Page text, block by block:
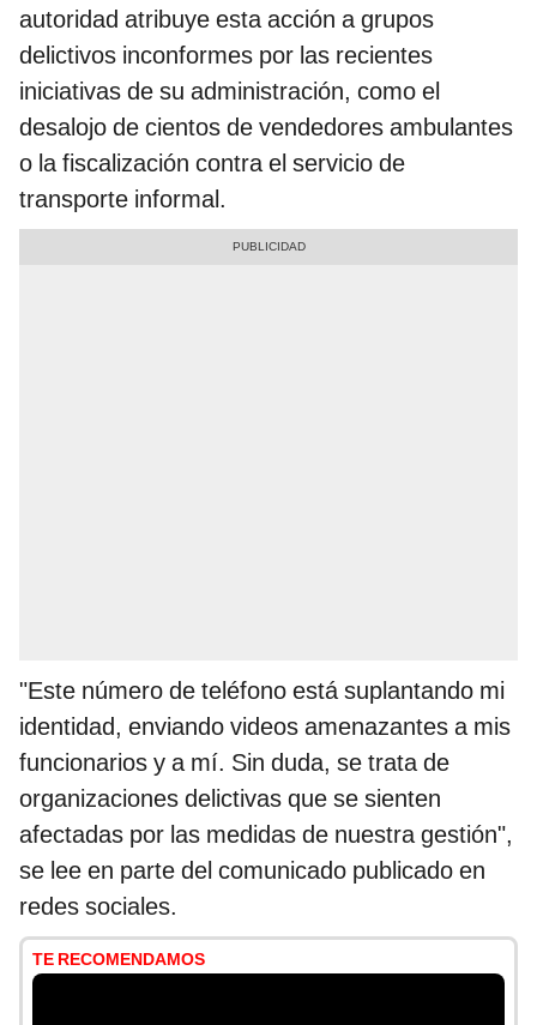
autoridad atribuye esta acción a grupos
delictivos inconformes por las recientes
iniciativas de su administración, como el
desalojo de cientos de vendedores ambulantes
o la fiscalización contra el servicio de
transporte informal.
"Este número de teléfono está suplantando mi
identidad, enviando videos amenazantes a mis
funcionarios y a mí. Sin duda, se trata de
organizaciones delictivas que se sienten
afectadas por las medidas de nuestra gestión",
se lee en parte del comunicado publicado en
redes sociales.
TE RECOMENDAMOS